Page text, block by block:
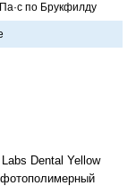
по Брукфилду
Dental Yellow